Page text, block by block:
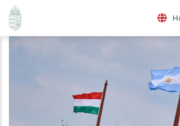
Ugrás
tartalomra